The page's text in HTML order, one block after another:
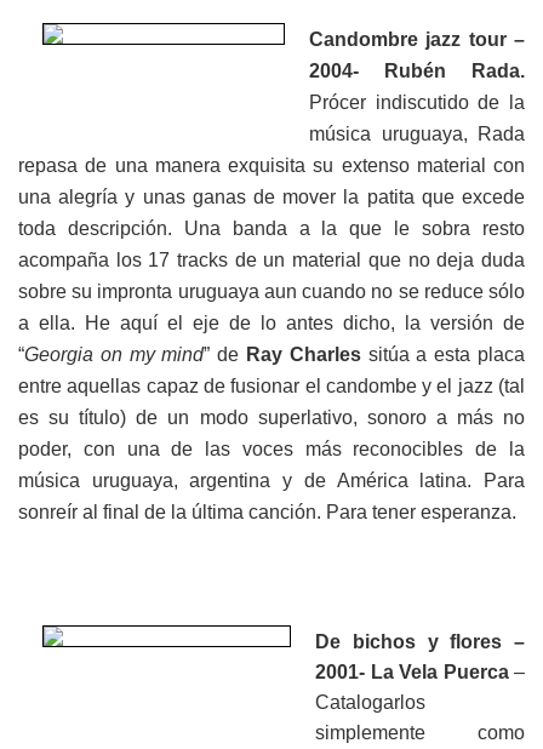
Candombre jazz tour–
2004- Rubén Rada.
Prócer indiscutido de la
música uruguaya, Rada
repasa de una manera exquisita su extenso material con
una alegría y unas ganas de mover la patita que excede
toda descripción. Una banda a la que le sobra resto
acompaña los 17 tracks de un material que no deja duda
sobre su impronta uruguaya aun cuando no se reduce sólo
a ella. He aquí el eje de lo antes dicho, la versión de
“Georgia on my mind” de Ray Charlessitúa a esta placa
entre aquellas capaz de fusionar el candombe y el jazz (tal
es su título) de un modo superlativo, sonoro a más no
poder, con una de las voces más reconocibles de la
música uruguaya, argentina y de América latina. Para
sonreír al final de la última canción. Para tener esperanza.
De bichos y flores –
2001- La Vela Puerca–
Catalogarlos
simplemente como